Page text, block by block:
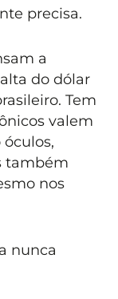
precisa.
a
do dólar
Tem
valem
também
nos
nunca